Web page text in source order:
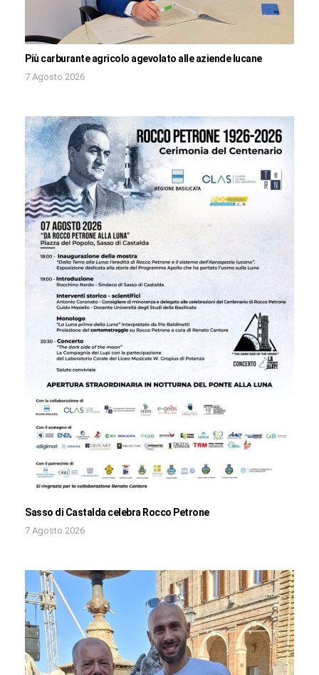
Più carburante agricolo agevolato alle aziende lucane
7 Agosto 2026
Sasso di Castalda celebra Rocco Petrone
7 Agosto 2026